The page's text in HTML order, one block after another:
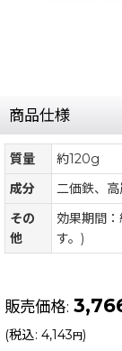
商品仕様
質量
約120g
成分
二価鉄、
その
他
効果期間
す。)
販売価格:
(税込: 4,143 円)